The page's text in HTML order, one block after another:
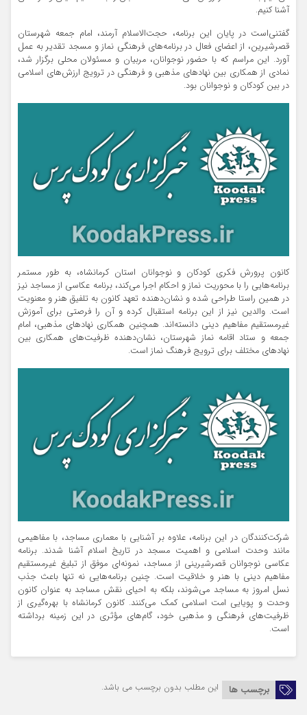
آشنا کنیم.
گفتنی‌است در پایان این برنامه، حجت‌الاسلام آرمند، امام جمعه شهرستان
قصرشیرین، از اعضای فعال در برنامه‌های فرهنگی نماز و مسجد تقدیر به عمل
آورد. این مراسم که با حضور نوجوانان، مربیان و مسئولان محلی برگزار شد،
نمادی از همکاری بین نهادهای مذهبی و فرهنگی در ترویج ارزش‌های اسلامی
در بین کودکان و نوجوانان بود.
کانون پرورش فکری کودکان و نوجوانان استان کرمانشاه، به طور مستمر
برنامه‌هایی را با محوریت نماز و احکام اجرا می‌کند، برنامه عکاسی از مساجد نیز
در همین راستا طراحی شده و نشان‌دهنده تعهد کانون به تلفیق هنر و معنویت
است. والدین نیز از این برنامه استقبال کرده و آن را فرصتی برای آموزش
غیرمستقیم مفاهیم دینی دانسته‌اند. همچنین همکاری نهادهای مذهبی، امام
جمعه و ستاد اقامه نماز شهرستان، نشان‌دهنده ظرفیت‌های همکاری بین
نهادهای مختلف برای ترویج فرهنگ نماز است.
شرکت‌کنندگان در این برنامه، علاوه بر آشنایی با معماری مساجد، با مفاهیمی
مانند وحدت اسلامی و اهمیت مسجد در تاریخ اسلام آشنا شدند. برنامه
عکاسی نوجوانان قصرشیرینی از مساجد، نمونه‌ای موفق از تبلیغ غیرمستقیم
مفاهیم دینی با هنر و خلاقیت است. چنین برنامه‌هایی نه تنها باعث جذب
نسل امروز به مساجد می‌شوند، بلکه به احیای نقش مساجد به عنوان کانون
وحدت و پویایی امت اسلامی کمک می‌کنند. کانون کرمانشاه با بهره‌گیری از
ظرفیت‌های فرهنگی و مذهبی خود، گام‌های مؤثری در این زمینه برداشته
است.
برچسب ها این مطلب بدون برچسب می باشد.